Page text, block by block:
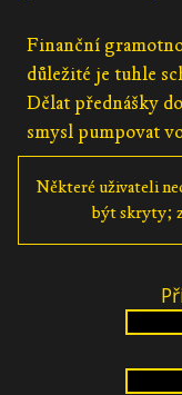
Finanční
důležité je tuhle
Dělat přednášky
smysl pumpovat
Některé uživateli
být skryty;